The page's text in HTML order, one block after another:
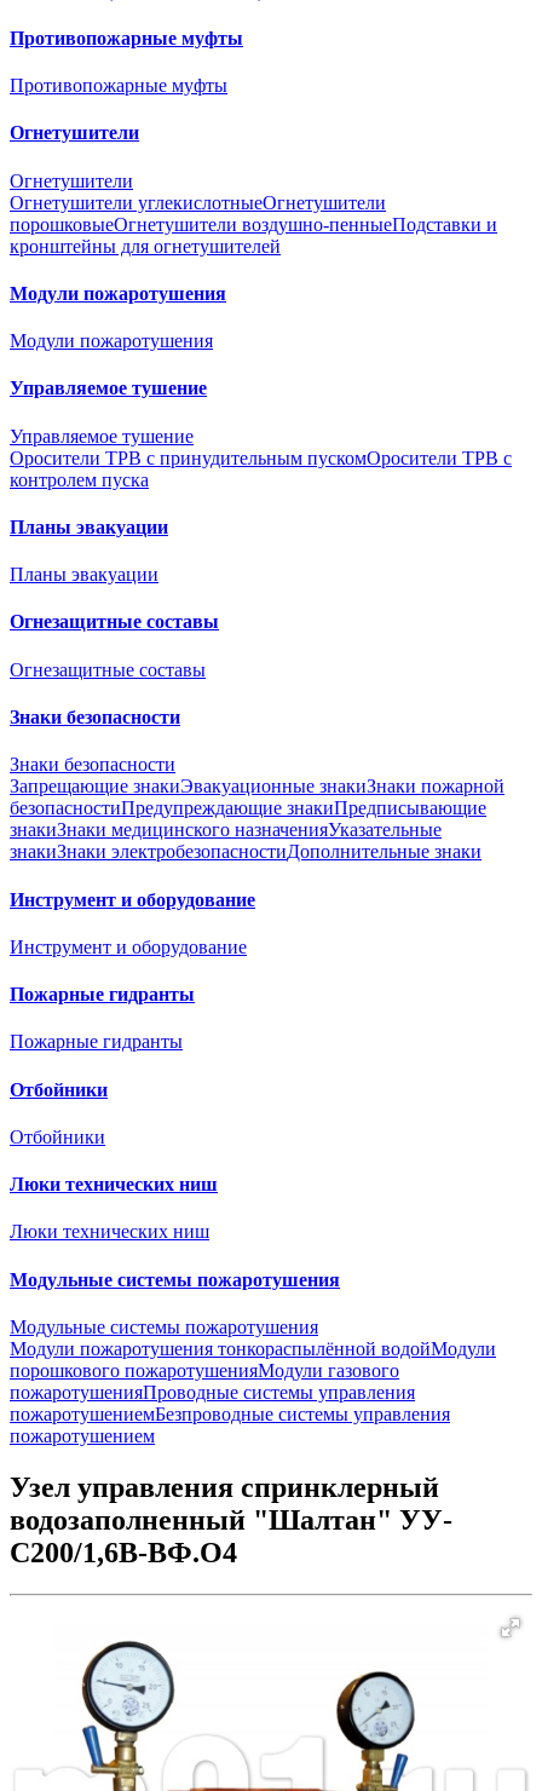
Противопожарные муфты
Противопожарные муфты
Огнетушители
Огнетушители
Огнетушители углекислотныеОгнетушители
порошковыеОгнетушители воздушно-пенныеПодставки и
кронштейны для огнетушителей
Модули пожаротушения
Модули пожаротушения
Управляемое тушение
Управляемое тушение
Оросители ТРВ с принудительным пускомОросители ТРВ с
контролем пуска
Планы эвакуации
Планы эвакуации
Огнезащитные составы
Огнезащитные составы
Знаки безопасности
Знаки безопасности
Запрещающие знакиЭвакуационные знакиЗнаки пожарной
безопасностиПредупреждающие знакиПредписывающие
знакиЗнаки медицинского назначенияУказательные
знакиЗнаки электробезопасностиДополнительные знаки
Инструмент и оборудование
Инструмент и оборудование
Пожарные гидранты
Пожарные гидранты
Отбойники
Отбойники
Люки технических ниш
Люки технических ниш
Модульные системы пожаротушения
Модульные системы пожаротушения
Модули пожаротушения тонкораспылённой водойМодули
порошкового пожаротушенияМодули газового
пожаротушенияПроводные системы управления
пожаротушениемБезпроводные системы управления
пожаротушением
Узел управления спринклерный
водозаполненный "Шалтан" УУ-
С200/1,6В-ВФ.О4